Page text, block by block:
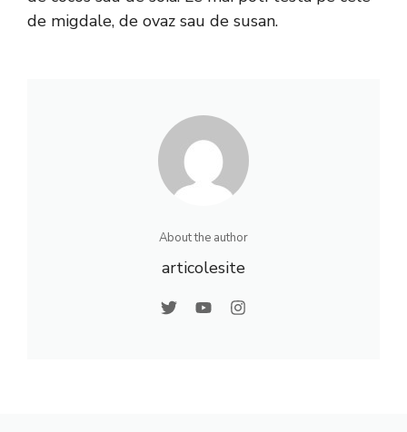
de migdale, de ovaz sau de susan.
About the author
articolesite